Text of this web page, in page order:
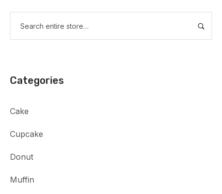
Categories
Cake
Cupcake
Donut
Muffin